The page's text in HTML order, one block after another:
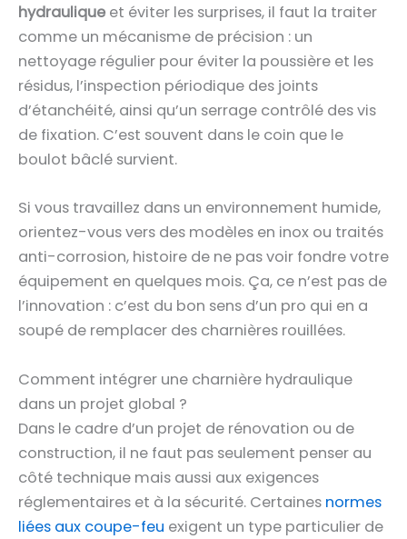
hydraulique et éviter les surprises, il faut la traiter
comme un mécanisme de précision : un
nettoyage régulier pour éviter la poussière et les
résidus, l’inspection périodique des joints
d’étanchéité, ainsi qu’un serrage contrôlé des vis
de fixation. C’est souvent dans le coin que le
boulot bâclé survient.
Si vous travaillez dans un environnement humide,
orientez-vous vers des modèles en inox ou traités
anti-corrosion, histoire de ne pas voir fondre votre
équipement en quelques mois. Ça, ce n’est pas de
l’innovation : c’est du bon sens d’un pro qui en a
soupé de remplacer des charnières rouillées.
Comment intégrer une charnière hydraulique
dans un projet global ?
Dans le cadre d’un projet de rénovation ou de
construction, il ne faut pas seulement penser au
côté technique mais aussi aux exigences
réglementaires et à la sécurité. Certaines normes
liées aux coupe-feu exigent un type particulier de